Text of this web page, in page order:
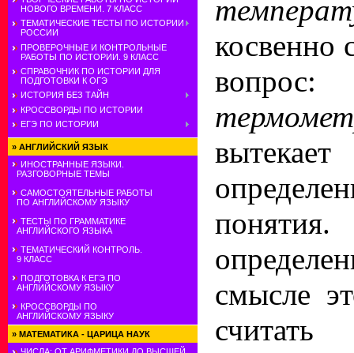
НОВОГО ВРЕМЕНИ. 7 КЛАСС
ТЕМАТИЧЕСКИЕ ТЕСТЫ ПО ИСТОРИИ
РОССИИ
ПРОВЕРОЧНЫЕ И КОНТРОЛЬНЫЕ
РАБОТЫ ПО ИСТОРИИ. 9 КЛАСС
СПРАВОЧНИК ПО ИСТОРИИ ДЛЯ
ПОДГОТОВКИ К ОГЭ
ИСТОРИЯ БЕЗ ТАЙН
КРОССВОРДЫ ПО ИСТОРИИ
ЕГЭ ПО ИСТОРИИ
» АНГЛИЙСКИЙ ЯЗЫК
ИНОСТРАННЫЕ ЯЗЫКИ.
РАЗГОВОРНЫЕ ТЕМЫ
САМОСТОЯТЕЛЬНЫЕ РАБОТЫ
ПО АНГЛИЙСКОМУ ЯЗЫКУ
ТЕСТЫ ПО ГРАММАТИКЕ
АНГЛИЙСКОГО ЯЗЫКА
ТЕМАТИЧЕСКИЙ КОНТРОЛЬ.
9 КЛАСС
ПОДГОТОВКА К ЕГЭ ПО
АНГЛИЙСКОМУ ЯЗЫКУ
КРОССВОРДЫ ПО
АНГЛИЙСКОМУ ЯЗЫКУ
» МАТЕМАТИКА - ЦАРИЦА НАУК
косвенно
смысле